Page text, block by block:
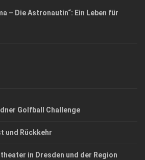
– Die Astronautin“: Ein Leben für
Golfball Challenge
und Rückkehr
in Dresden und der Region